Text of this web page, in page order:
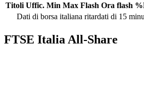
Titoli Uffic. Min Max Flash Ora flash
Dati di borsa italiana ritardati di 15
FTSE Italia All-Share